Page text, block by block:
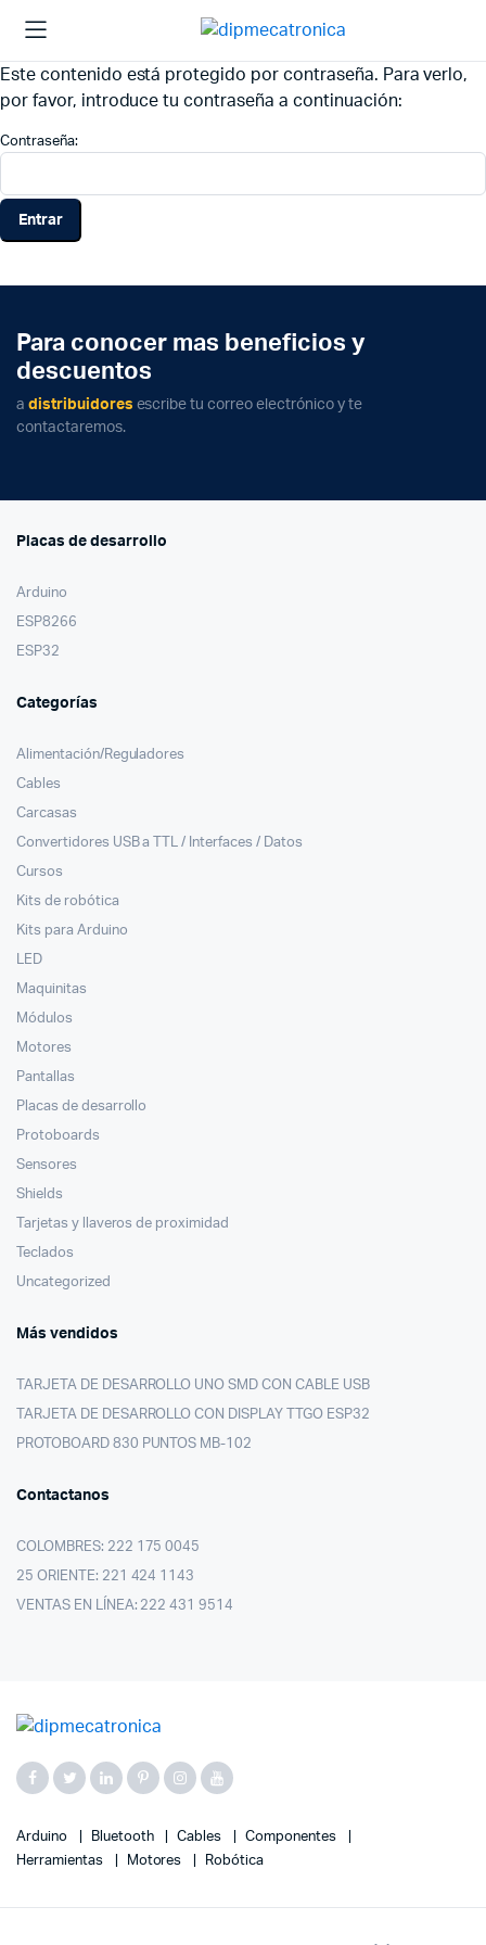
Este contenido está protegido por contraseña. Para verlo,
por favor, introduce tu contraseña a continuación:
Contraseña:
Para conocer mas beneficios y
descuentos
a distribuidores escribe tu correo electrónico y te
contactaremos.
Placas de desarrollo
Arduino
ESP8266
ESP32
Categorías
Alimentación/Reguladores
Cables
Carcasas
Convertidores USB a TTL / Interfaces / Datos
Cursos
Kits de robótica
Kits para Arduino
LED
Maquinitas
Módulos
Motores
Pantallas
Placas de desarrollo
Protoboards
Sensores
Shields
Tarjetas y llaveros de proximidad
Teclados
Uncategorized
Más vendidos
TARJETA DE DESARROLLO UNO SMD CON CABLE USB
TARJETA DE DESARROLLO CON DISPLAY TTGO ESP32
PROTOBOARD 830 PUNTOS MB-102
Contactanos
COLOMBRES: 222 175 0045
25 ORIENTE: 221 424 1143
VENTAS EN LÍNEA: 222 431 9514
Arduino Bluetooth Cables
Componentes
Herramientas
Motores Robótica